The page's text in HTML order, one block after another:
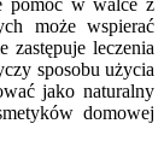
pomóc w walce z
może wspierać
zastępuje leczenia
sposobu użycia
jako naturalny
domowej